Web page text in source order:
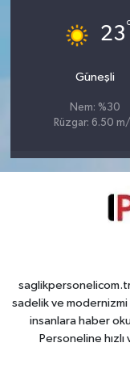
23
Güneşli
Nem: %30
Rüzgar: 6.50
sadelik ve modernizmi
insanlara haber
Personeline